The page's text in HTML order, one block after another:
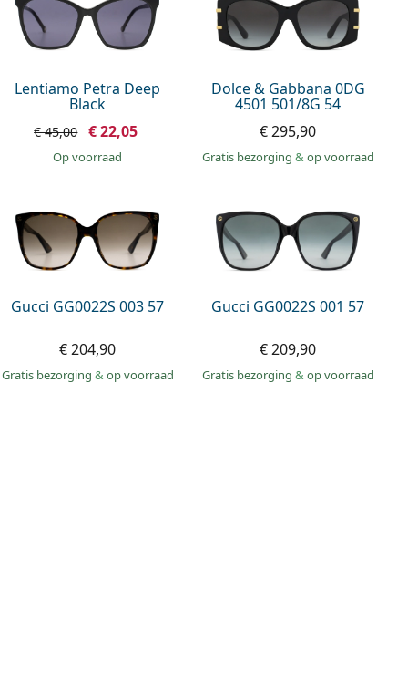
Lentiamo Petra Deep
Black
€ 45,00 € 22,05
op voorraad
Dolce & Gabbana 0DG
4501 501/8G 54
€ 295,90
Gratis bezorging & op voorraad
Gucci GG0022S 003 57
€ 204,90
Gratis bezorging & op voorraad
Gucci GG0022S 001 57
€ 209,90
Gratis bezorging & op voorraad